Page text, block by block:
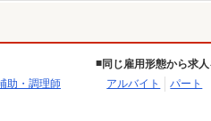
助・調理師
同じ雇用形態から求
アルバイト
パート